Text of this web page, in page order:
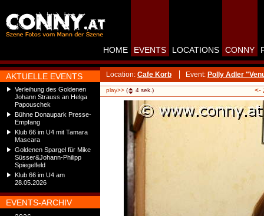
AKTUELLE EVENTS
Verleihung des Goldenen
Johann Strauss an Helga
Papouschek
Bühne Donaupark Presse-
Empfang
Klub 66 im U4 mit Tamara
Mascara
Goldenen Spargel für Mike
Süsser&Johann-Philipp
Spiegelfeld
Klub 66 im U4 am
28.05.2026
EVENTS-ARCHIV
HOME EVENTS LOCATIONS CONNY
Location: Cafe Korb Event: Polly Adler
play>> ( 4 sek.) <-